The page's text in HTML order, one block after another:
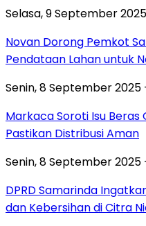
Selasa, 9 September
Novan Dorong Pemkot
Pendataan Lahan untuk
Senin, 8 September 2025
Markaca Soroti Isu
Pastikan Distribusi Aman
Senin, 8 September 2025 -
DPRD Samarinda
dan Kebersihan di Citra